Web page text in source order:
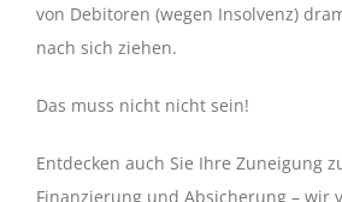
von Debitoren (wegen Insolvenz)
nach sich ziehen.
Das muss nicht nicht sein!
Entdecken auch Sie Ihre Zuneigung
Finanzierung und Absicherung – wir